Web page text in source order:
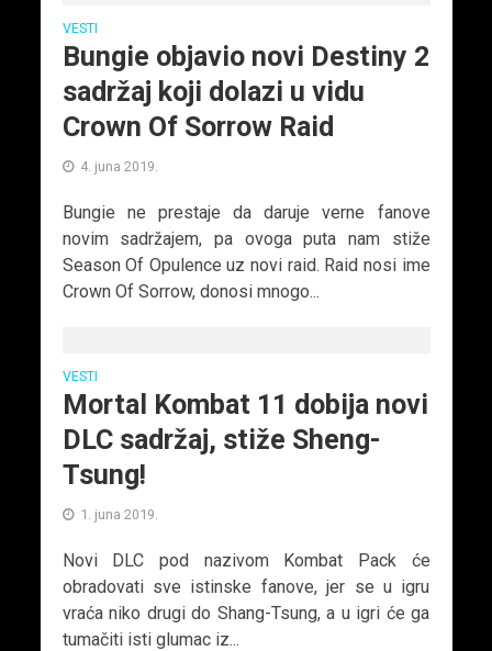
VESTI
Bungie objavio novi Destiny 2
sadržaj koji dolazi u vidu
Crown Of Sorrow Raid
4. juna 2019.
Bungie ne prestaje da daruje verne fanove
novim sadržajem, pa ovoga puta nam stiže
Season Of Opulence uz novi raid. Raid nosi ime
Crown Of Sorrow, donosi mnogo...
VESTI
Mortal Kombat 11 dobija novi
DLC sadržaj, stiže Sheng-
Tsung!
1. juna 2019.
Novi DLC pod nazivom Kombat Pack će
obradovati sve istinske fanove, jer se u igru
vraća niko drugi do Shang-Tsung, a u igri će ga
tumačiti isti glumac iz...